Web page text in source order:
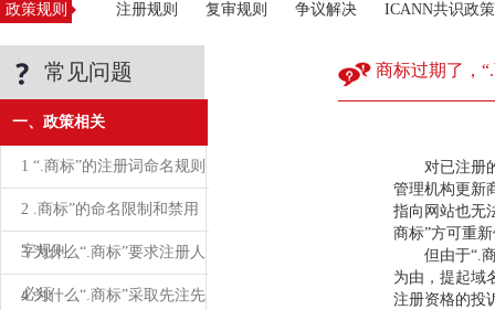
政策规则 注册规则 复审规则 争议解决 ICANN共识政策
常见问题
一、政策相关
1 “.商标”的注册词命名规则
2 .商标”的命名限制和禁用
字规则
3 为什么“.商标”要求注册人
必须
4 为什么“.商标”采取先注先
商标过期了，
对已注册的
管理机构更新
指向网站也无
商标”方可重
但由于“.商
为由，提起域
注册资格的投